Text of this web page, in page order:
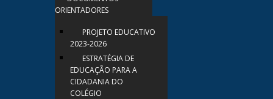
ORIENTADORES
PROJETO EDUCATIVO
2023-2026
ESTRATÉGIA DE
EDUCAÇÃO PARA A
CIDADANIA DO
COLÉGIO